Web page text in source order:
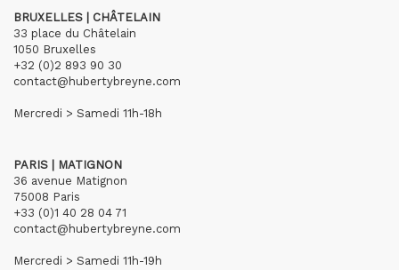
BRUXELLES | CHÂTELAIN
33 place du Châtelain
1050 Bruxelles
+32 (0)2 893 90 30
contact@hubertybreyne.com
Mercredi > Samedi 11h-18h
PARIS | MATIGNON
36 avenue Matignon
75008 Paris
+33 (0)1 40 28 04 71
contact@hubertybreyne.com
Mercredi > Samedi 11h-19h